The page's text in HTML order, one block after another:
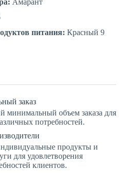
Амарант
питания: Красный 9
заказ
минимальный объем заказа для
потребностей.
продукты и
для удовлетворения
клиентов.